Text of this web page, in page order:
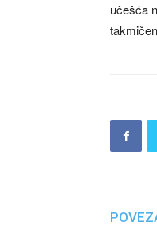
učešća